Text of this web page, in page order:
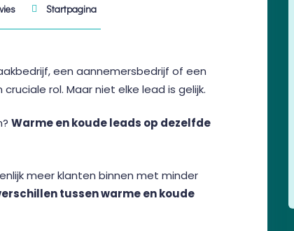
Startpagina
een aannemersbedrijf of een
rol. Maar niet elke lead is gelijk.
Warme en koude leads op dezelfde
meer klanten binnen met minder
tussen warme en koude